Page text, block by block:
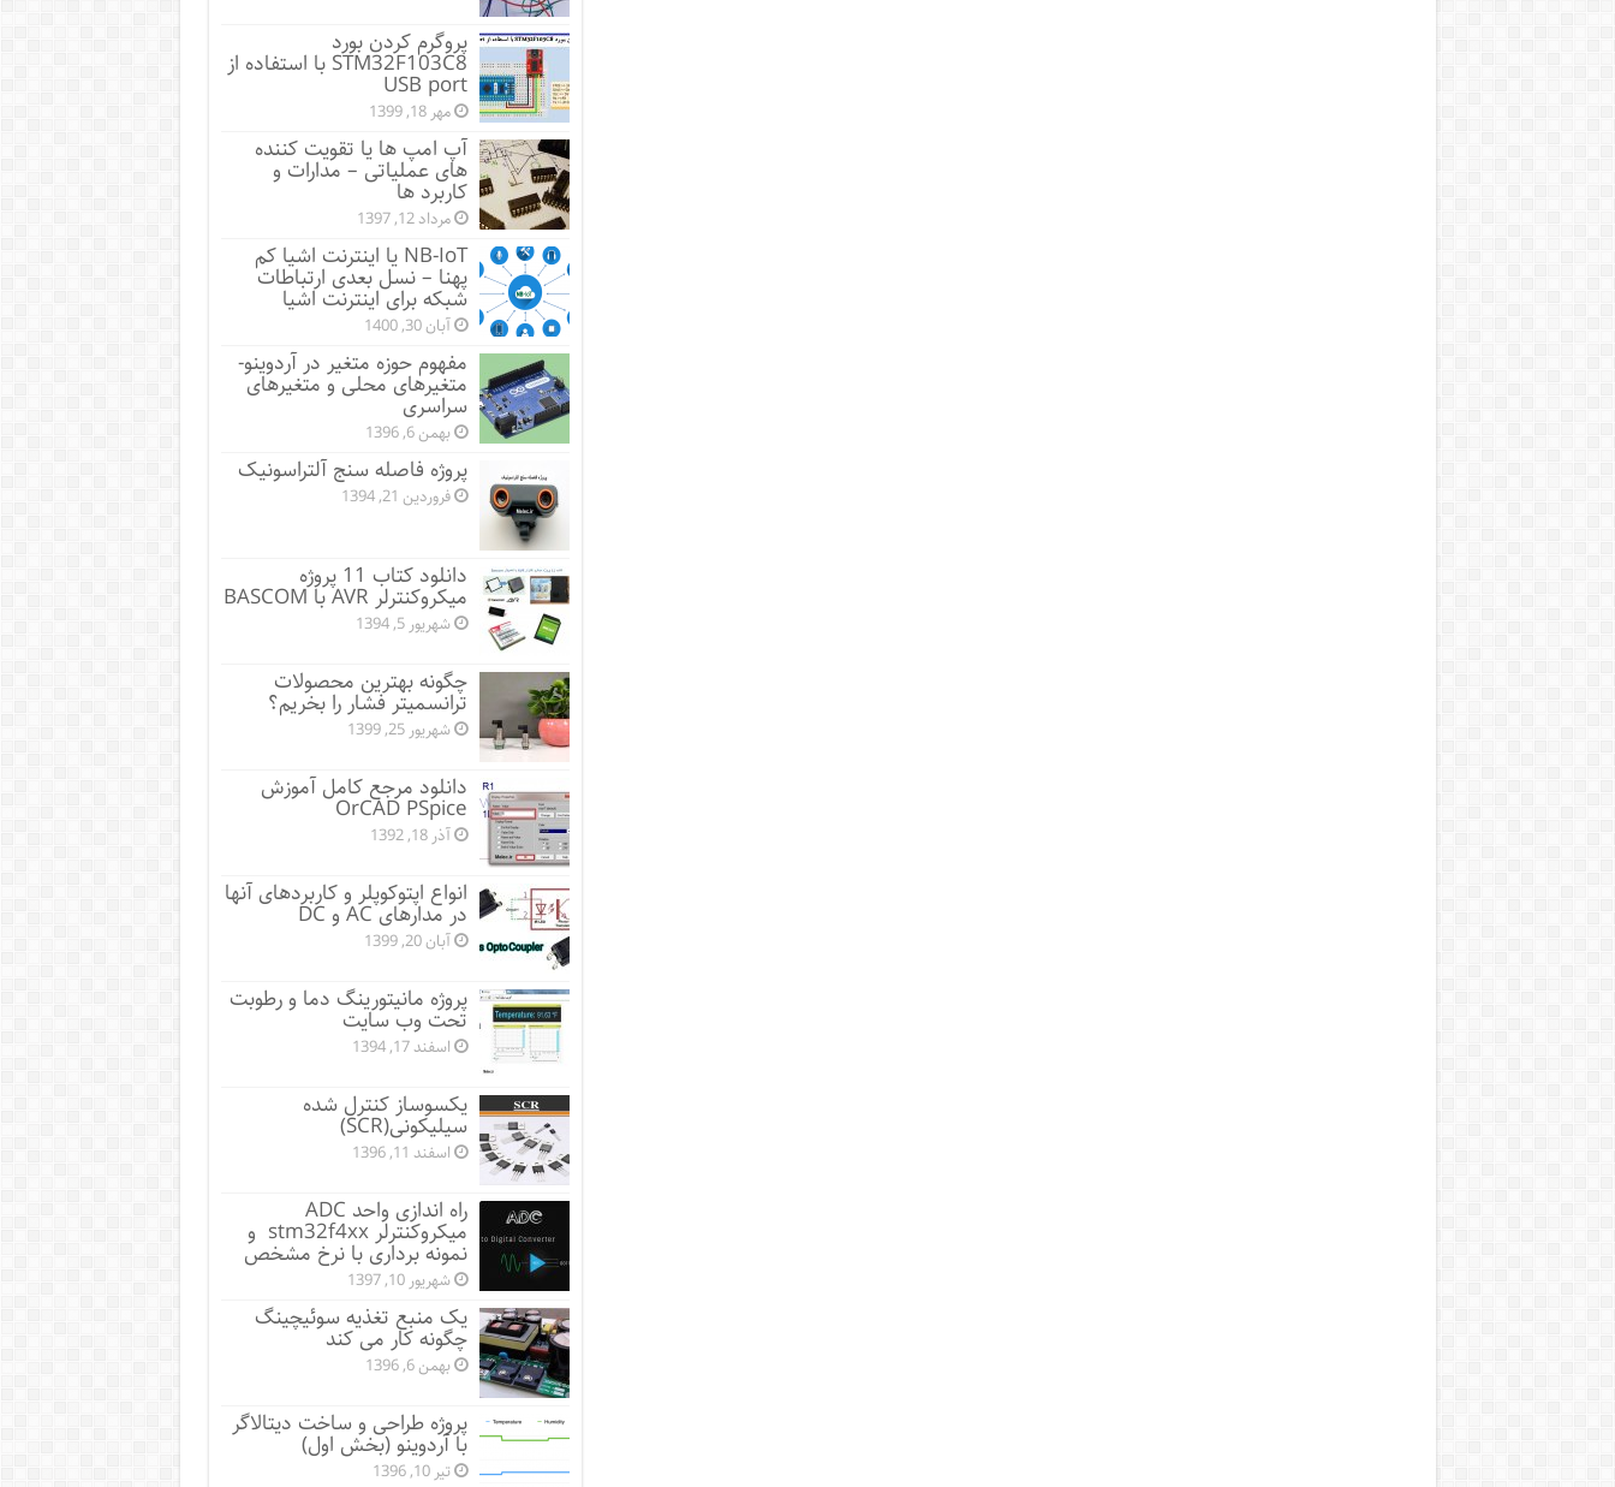
پروگرم کردن بورد
STM32F103C8 با استفاده از
USB port
مهر 18, 1399
آپ امپ ها یا تقویت کننده
های عملیاتی – مدارات و
کاربرد ها
مرداد 12, 1397
NB-IoT یا اینترنت اشیا کم
پهنا – نسل بعدی ارتباطات
شبکه برای اینترنت اشیا
آبان 30, 1400
مفهوم حوزه متغیر در آردوینو-
متغیرهای محلی و متغیرهای
سراسری
بهمن 6, 1396
پروژه فاصله سنج آلتراسونیک
فروردین 21, 1394
دانلود کتاب 11 پروژه
میکروکنترلر AVR با BASCOM
شهریور 5, 1394
چگونه بهترین محصولات
ترانسمیتر فشار را بخریم؟
شهریور 25, 1399
دانلود مرجع کامل آموزش
OrCAD PSpice
آذر 18, 1392
انواع اپتوکوپلر و کاربردهای آنها
در مدارهای AC و DC
آبان 20, 1399
پروژه مانيتورينگ دما و رطوبت
تحت وب سایت
اسفند 17, 1394
یکسوساز کنترل شده
سیلیکونی(SCR)
اسفند 11, 1396
راه اندازی واحد ADC
میکروکنترلر stm32f4xx و
نمونه برداری با نرخ مشخص
شهریور 10, 1397
یک منبع تغذیه سوئیچینگ
چگونه کار می کند
بهمن 6, 1396
پروژه طراحی و ساخت دیتالاگر
با آردوینو (بخش اول)
تیر 10, 1396